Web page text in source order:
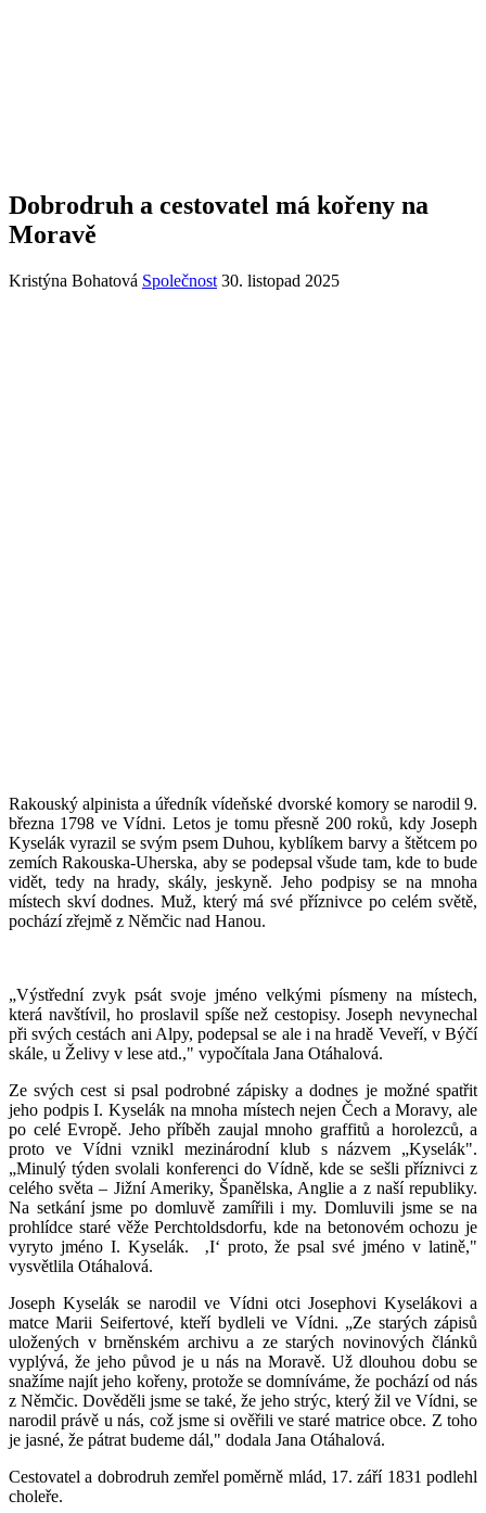
Dobrodruh a cestovatel má kořeny na
Moravě
Kristýna Bohatová Společnost 30. listopad 2025
Rakouský alpinista a úředník vídeňské dvorské komory se narodil 9.
března 1798 ve Vídni. Letos je tomu přesně 200 roků, kdy Joseph
Kyselák vyrazil se svým psem Duhou, kyblíkem barvy a štětcem po
zemích Rakouska-Uherska, aby se podepsal všude tam, kde to bude
vidět, tedy na hrady, skály, jeskyně. Jeho podpisy se na mnoha
místech skví dodnes. Muž, který má své příznivce po celém světě,
pochází zřejmě z Němčic nad Hanou.
„Výstřední zvyk psát svoje jméno velkými písmeny na místech,
která navštívil, ho proslavil spíše než cestopisy. Joseph nevynechal
při svých cestách ani Alpy, podepsal se ale i na hradě Veveří, v Býčí
skále, u Želivy v lese atd.," vypočítala Jana Otáhalová.
Ze svých cest si psal podrobné zápisky a dodnes je možné spatřit
jeho podpis I. Kyselák na mnoha místech nejen Čech a Moravy, ale
po celé Evropě. Jeho příběh zaujal mnoho graffitů a horolezců, a
proto ve Vídni vznikl mezinárodní klub s názvem „Kyselák".
„Minulý týden svolali konferenci do Vídně, kde se sešli příznivci z
celého světa – Jižní Ameriky, Španělska, Anglie a z naší republiky.
Na setkání jsme po domluvě zamířili i my. Domluvili jsme se na
prohlídce staré věže Perchtoldsdorfu, kde na betonovém ochozu je
vyryto jméno I. Kyselák. ‚I‘ proto, že psal své jméno v latině,"
vysvětlila Otáhalová.
Joseph Kyselák se narodil ve Vídni otci Josephovi Kyselákovi a
matce Marii Seifertové, kteří bydleli ve Vídni. „Ze starých zápisů
uložených v brněnském archivu a ze starých novinových článků
vyplývá, že jeho původ je u nás na Moravě. Už dlouhou dobu se
snažíme najít jeho kořeny, protože se domníváme, že pochází od nás
z Němčic. Dověděli jsme se také, že jeho strýc, který žil ve Vídni, se
narodil právě u nás, což jsme si ověřili ve staré matrice obce. Z toho
je jasné, že pátrat budeme dál," dodala Jana Otáhalová.
Cestovatel a dobrodruh zemřel poměrně mlád, 17. září 1831 podlehl
choleře.